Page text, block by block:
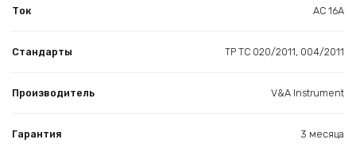
Ток AC 16A
Стандарты ТР ТС 020/2011, 004/2011
Производитель V&A Instrument
Гарантия 3 месяца